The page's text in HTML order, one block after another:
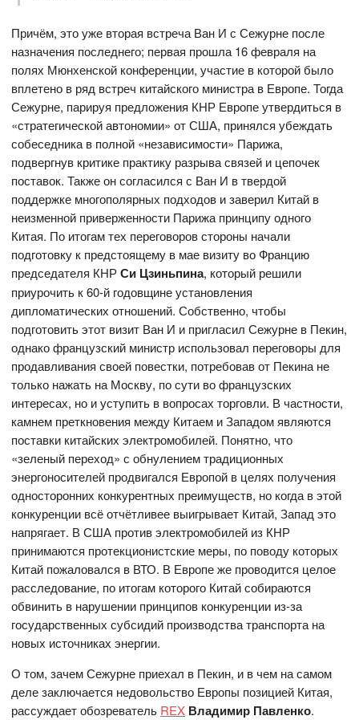
Причём, это уже вторая встреча Ван И с Сежурне после
назначения последнего; первая прошла 16 февраля на
полях Мюнхенской конференции, участие в которой было
вплетено в ряд встреч китайского министра в Европе. Тогда
Сежурне, парируя предложения КНР Европе утвердиться в
«стратегической автономии» от США, принялся убеждать
собеседника в полной «независимости» Парижа,
подвергнув критике практику разрыва связей и цепочек
поставок. Также он согласился с Ван И в твердой
поддержке многополярных подходов и заверил Китай в
неизменной приверженности Парижа принципу одного
Китая. По итогам тех переговоров стороны начали
подготовку к предстоящему в мае визиту во Францию
председателя КНРСи Цзиньпина, который решили
приурочить к 60-й годовщине установления
дипломатических отношений. Собственно, чтобы
подготовить этот визит Ван И и пригласил Сежурне в Пекин,
однако французский министр использовал переговоры для
продавливания своей повестки, потребовав от Пекина не
только нажать на Москву, по сути во французских
интересах, но и уступить в вопросах торговли. В частности,
камнем преткновения между Китаем и Западом являются
поставки китайских электромобилей. Понятно, что
«зеленый переход» с обнулением традиционных
энергоносителей продвигался Европой в целях получения
односторонних конкурентных преимуществ, но когда в этой
конкуренции всё отчётливее выигрывает Китай, Запад это
напрягает. В США против электромобилей из КНР
принимаются протекционистские меры, по поводу которых
Китай пожаловался в ВТО. В Европе же проводится целое
расследование, по итогам которого Китай собираются
обвинить в нарушении принципов конкуренции из-за
государственных субсидий производства транспорта на
новых источниках энергии.
О том, зачем Сежурне приехал в Пекин, и в чем на самом
деле заключается недовольство Европы позицией Китая,
рассуждает обозреватель REX Владимир Павленко.